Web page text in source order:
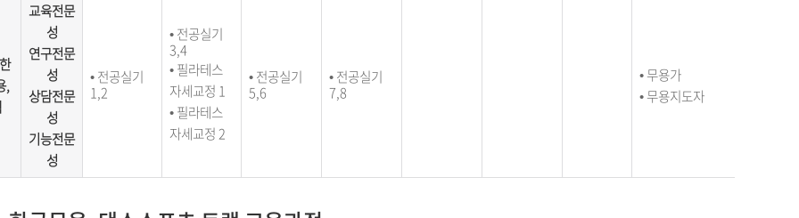
,
교육전문
성
연구전문
성
상담전문
성
기능전문
성
•전공실기
1,2
•전공실기
3,4
• 필라테스
자세교정 1
• 필라테스
자세교정 2
• 전공실기
5,6
•전공실기
7,8
• 무용가
• 무용지도자